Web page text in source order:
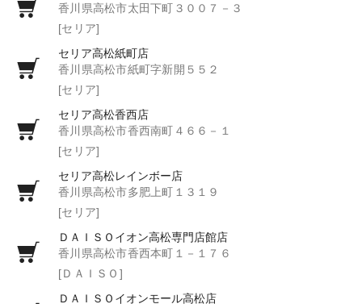
香川県高松市太田下町３００７－３
[セリア]
セリア高松紙町店
香川県高松市紙町字新開５５２
[セリア]
セリア高松香西店
香川県高松市香西南町４６６－１
[セリア]
セリア高松レインボー店
香川県高松市多肥上町１３１９
[セリア]
ＤＡＩＳＯイオン高松専門店館店
香川県高松市香西本町１－１７６
[ＤＡＩＳＯ]
ＤＡＩＳＯイオンモール高松店